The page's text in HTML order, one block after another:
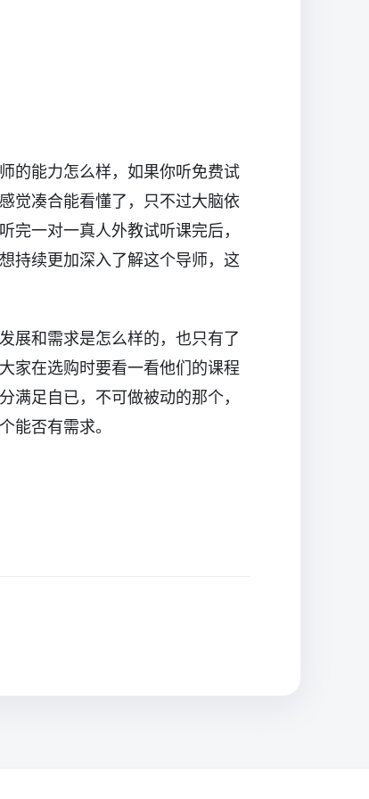
的能力怎么样，如果你听免费试
觉凑合能看懂了，只不过大脑依
完一对一真人外教试听课完后，
持续更加深入了解这个导师，这
展和需求是怎么样的，也只有了
家在选购时要看一看他们的课程
满足自已，不可做被动的那个，
能否有需求。